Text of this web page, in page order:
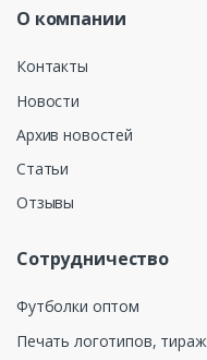
О компании
Контакты
Новости
Архив новостей
Статьи
Отзывы
Сотрудничество
Футболки оптом
Печать логотипов, тираж